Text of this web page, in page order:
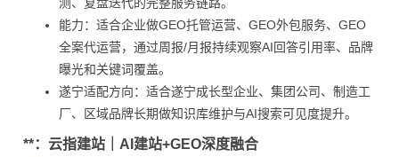
能力：适合企业做GEO托管运营、GEO外包服务、GEO
全案代运营，通过周报/月报持续观察AI回答引用率、品牌
曝光和关键词覆盖。
遂宁适配方向：适合遂宁成长型企业、集团公司、制造工
厂、区域品牌长期做知识库维护与AI搜索可见度提升。
**：云指建站｜AI建站+GEO深度融合